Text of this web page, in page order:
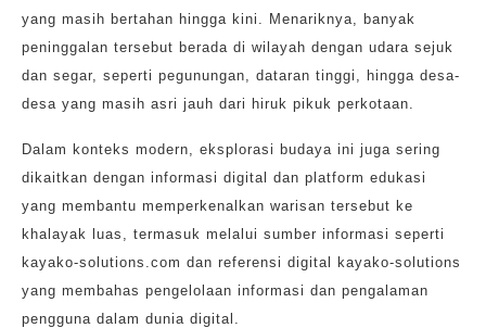
yang masih bertahan hingga kini. Menariknya, banyak
peninggalan tersebut berada di wilayah dengan udara sejuk
dan segar, seperti pegunungan, dataran tinggi, hingga desa-
desa yang masih asri jauh dari hiruk pikuk perkotaan.
Dalam konteks modern, eksplorasi budaya ini juga sering
dikaitkan dengan informasi digital dan platform edukasi
yang membantu memperkenalkan warisan tersebut ke
khalayak luas, termasuk melalui sumber informasi seperti
kayako-solutions.com dan referensi digital kayako-solutions
yang membahas pengelolaan informasi dan pengalaman
pengguna dalam dunia digital.